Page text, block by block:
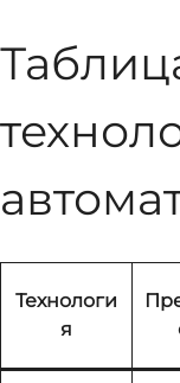
Технологи
я